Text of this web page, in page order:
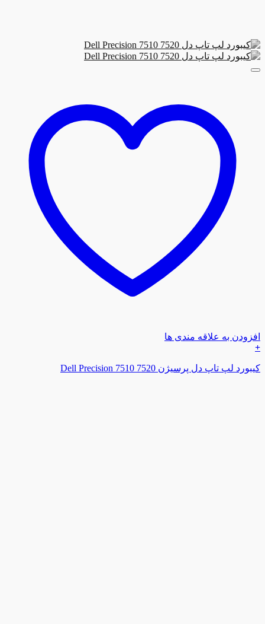
افزودن به علاقه مندی ها
+
کیبورد لپ تاپ دل پرسیژن Dell Precision 7510 7520